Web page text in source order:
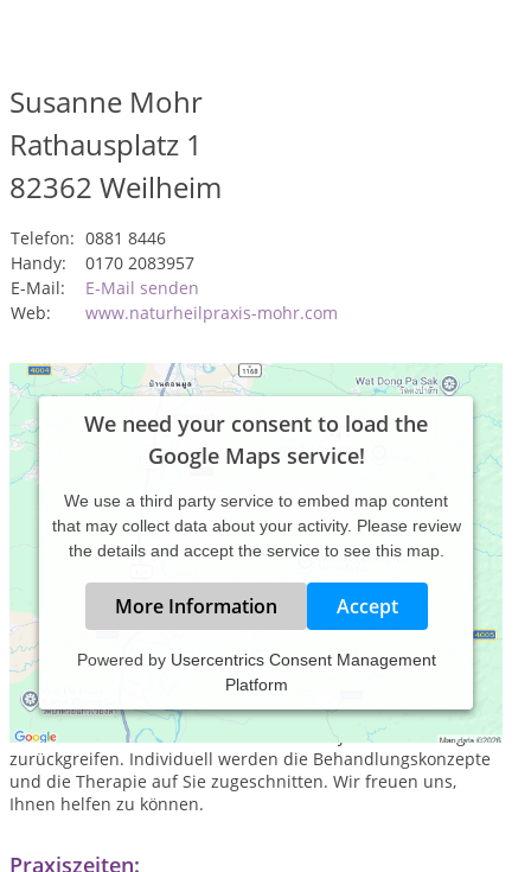
Susanne Mohr
Rathausplatz 1
82362 Weilheim
Telefon: 0881 8446
Handy:
0170 2083957
E-Mail:
E-Mail senden
Web:
www.naturheilpraxis-mohr.com
We need your consent to load the
Google Maps service!
We use a third party service to embed map content
that may collect data about your activity. Please review
the details and accept the service to see this map.
More Information Accept
Powered by Usercentrics Consent Management
Platform
Der Mensch muss ganzheitlich betrachtet werden. Antlitz,
Psyche, Konstitution, Vorerkrankungen etc. spielen eine Rolle.
In unserer Praxis können Sie auf über 40 Jahre Erfahrung
zurückgreifen. Individuell werden die Behandlungskonzepte
und die Therapie auf Sie zugeschnitten. Wir freuen uns,
Ihnen helfen zu können.
Praxiszeiten: